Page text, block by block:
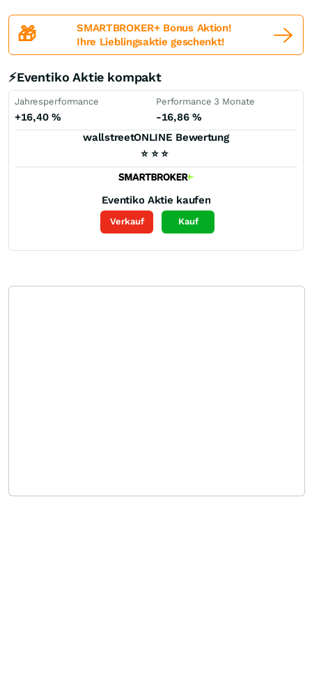
🎁
SMARTBROKER+ Bonus Aktion!
Ihre Lieblingsaktie geschenkt!
⚡Eventiko Aktie kompakt
Jahresperformance
+16,40 %
Performance 3 Monate
-16,86 %
wallstreetONLINE Bewertung
⭐ ⭐ ⭐
Eventiko Aktie kaufen
Verkauf Kauf